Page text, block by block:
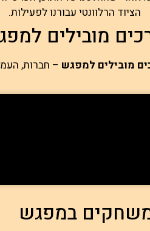
הציוד הרלוונטי עבורנו לפעילות.
מובילים
מובילים למפגש – חברות,
במפגש